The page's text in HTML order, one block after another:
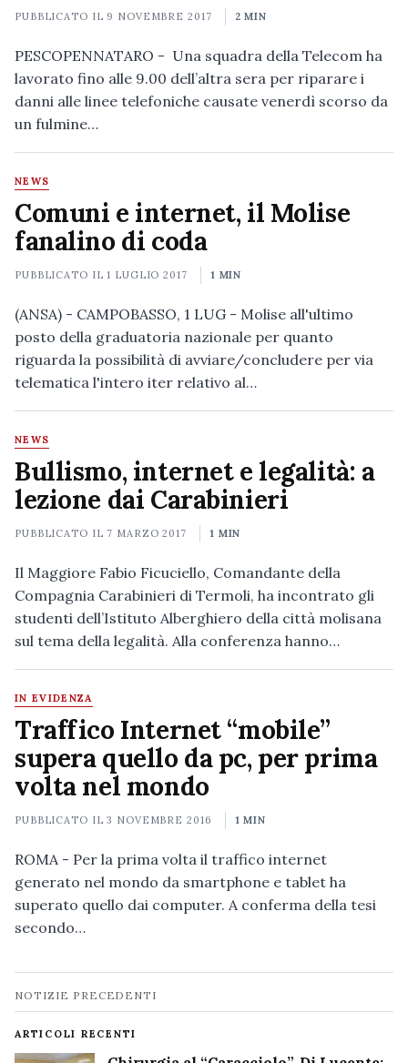
PUBBLICATO IL 9 NOVEMBRE 2017 2 MIN
PESCOPENNATARO - Una squadra della Telecom ha
lavorato fino alle 9.00 dell’altra sera per riparare i
danni alle linee telefoniche causate venerdì scorso da
un fulmine…
NEWS
Comuni e internet, il Molise
fanalino di coda
PUBBLICATO IL1 LUGLIO 2017 1 MIN
(ANSA) - CAMPOBASSO, 1 LUG - Molise all'ultimo
posto della graduatoria nazionale per quanto
riguarda la possibilità di avviare/concludere per via
telematica l'intero iter relativo al…
NEWS
Bullismo, internet e legalità: a
lezione dai Carabinieri
PUBBLICATO IL 7 MARZO 2017 1 MIN
Il Maggiore Fabio Ficuciello, Comandante della
Compagnia Carabinieri di Termoli, ha incontrato gli
studenti dell’Istituto Alberghiero della città molisana
sul tema della legalità. Alla conferenza hanno…
IN EVIDENZA
Traffico Internet “mobile”
supera quello da pc, per prima
volta nel mondo
PUBBLICATO IL3 NOVEMBRE 2016 1 MIN
ROMA - Per la prima volta il traffico internet
generato nel mondo da smartphone e tablet ha
superato quello dai computer. A conferma della tesi
secondo…
Navigazione
notizie
NOTIZIE PRECEDENTI
ARTICOLI RECENTI